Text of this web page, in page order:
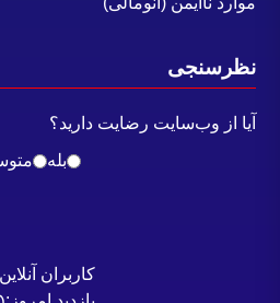
از وب‌سایت رضایت دارید؟
بله
متوسط
کاربران آنلاین:۱۱